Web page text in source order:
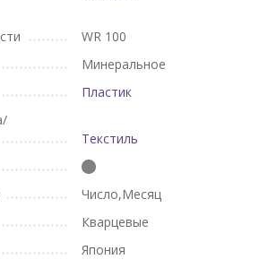
WR 100
Минеральное
Пластик
Текстиль
Число,Месяц
Кварцевые
Япония